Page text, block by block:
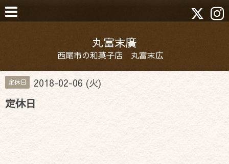
丸富末廣
西尾市の和菓子店 丸富末広
定休日 2018-02-06 (火)
定休日